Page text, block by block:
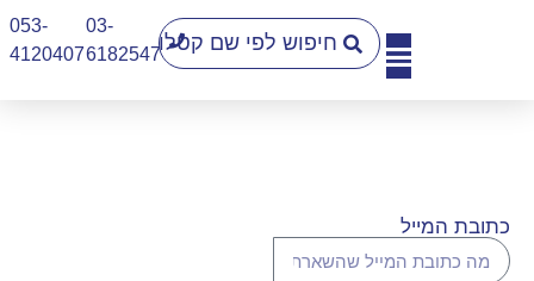
03-
6182547
053-
4120407​
כתובת המייל